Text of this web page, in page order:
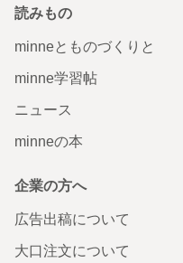
読みもの
minneとものづくりと
minne学習帖
ニュース
minneの本
企業の方へ
広告出稿について
大口注文について